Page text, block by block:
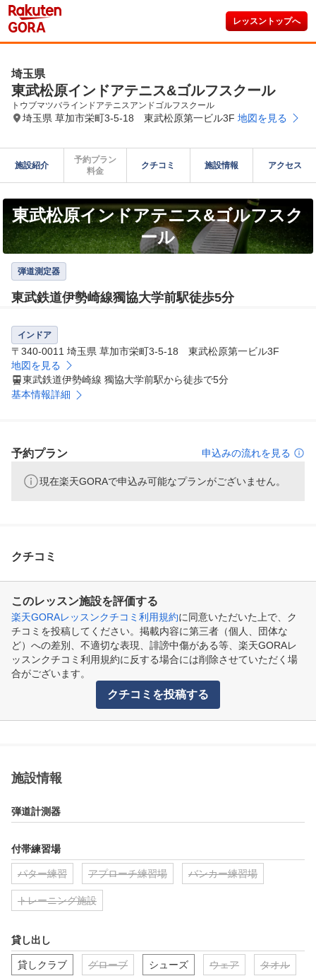
レッスントップへ
埼玉県
東武松原インドアテニス&ゴルフスクール
トウブマツバラインドアテニスアンドゴルフスクール
埼玉県 草加市栄町3-5-18 東武松原第一ビル3F 地図を見る
施設紹介
予約プラン
料金
クチコミ 施設情報 アクセス
東武松原インドアテニス&ゴルフスク
ール
弾道測定器
東武鉄道伊勢崎線獨協大学前駅徒歩5分
インドア
〒340-0011 埼玉県 草加市栄町3-5-18 東武松原第一ビル3F
地図を見る
東武鉄道伊勢崎線 獨協大学前駅から徒歩で5分
基本情報詳細
予約プラン 申込みの流れを見る
現在楽天GORAで申込み可能なプランがございません。
クチコミ
このレッスン施設を評価する
楽天GORAレッスンクチコミ利用規約に同意いただいた上で、ク
チコミを投稿してください。掲載内容に第三者（個人、団体な
ど）への差別、不適切な表現、誹謗中傷がある等、楽天GORAレ
ッスンクチコミ利用規約に反する場合には削除させていただく場
合がございます。
クチコミを投稿する
施設情報
弾道計測器
付帯練習場
パター練習 アプローチ練習場 バンカー練習場
トレーニング施設
貸し出し
貸しクラブ グローブ シューズ ウェア タオル